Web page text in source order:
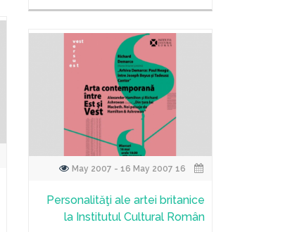
Personalităţi ale artei britanice
la Institutul Cultural Român